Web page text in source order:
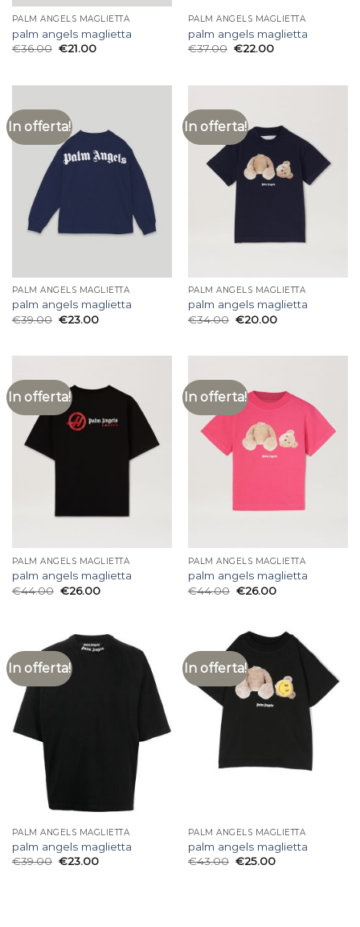
PALM ANGELS MAGLIETTA
palm angels maglietta
€36.00 €21.00
PALM ANGELS MAGLIETTA
palm angels maglietta
€37.00 €22.00
In offerta!
PALM ANGELS MAGLIETTA
palm angels maglietta
€39.00 €23.00
In offerta!
PALM ANGELS MAGLIETTA
palm angels maglietta
€34.00 €20.00
In offerta!
PALM ANGELS MAGLIETTA
palm angels maglietta
€44.00 €26.00
In offerta!
PALM ANGELS MAGLIETTA
palm angels maglietta
€44.00 €26.00
In offerta!
PALM ANGELS MAGLIETTA
palm angels maglietta
€39.00 €23.00
In offerta!
PALM ANGELS MAGLIETTA
palm angels maglietta
€43.00 €25.00